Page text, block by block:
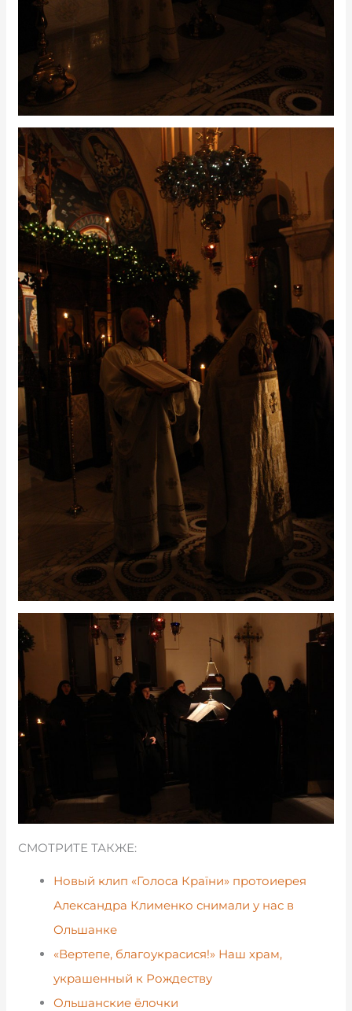
СМОТРИТЕ ТАКЖЕ:
Новый клип «Голоса Країни» протоиерея
Александра Клименко снимали у нас в
Ольшанке
«Вертепе, благоукрасися!» Наш храм,
украшенный к Рождеству
Ольшанские ёлочки